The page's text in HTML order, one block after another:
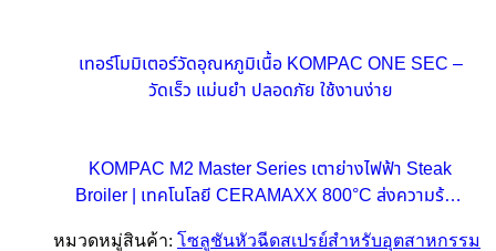
เทอร์โมมิเตอร์วัดอุณหภูมิเนื้อ KOMPAC ONE SEC –
วัดเร็ว แม่นยำ ปลอดภัย ใช้งานง่าย
KOMPAC M2 Master Series เตาย่างไฟฟ้า Steak
Broiler | เทคโนโลยี CERAMAXX 800°C ส่งความร้อน
หมวดหมู่สินค้า: โซลูชันหัวฉีดสเปรย์สำหรับอุตสาหกรรม